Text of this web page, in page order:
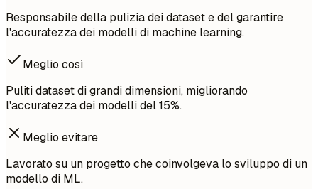
Responsabile della pulizia dei dataset e del garantire
l'accuratezza dei modelli di machine learning.
Meglio così
Puliti dataset di grandi dimensioni, migliorando
l'accuratezza dei modelli del 15%.
Meglio evitare
Lavorato su un progetto che coinvolgeva lo sviluppo di un
modello di ML.